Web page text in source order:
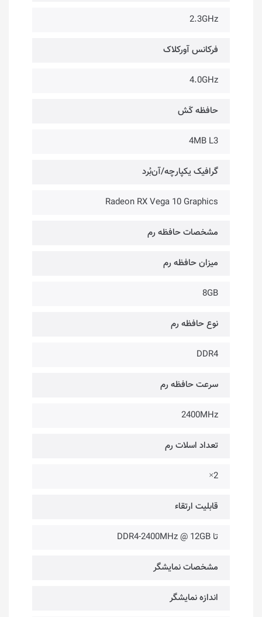
2.3GHz
فرکانس آورکلاک
4.0GHz
حافظه کَش
4MB L3
گرافیک یکپارچه/آن‌بُرد
Radeon RX Vega 10 Graphics
مشخصات حافظه رم
میزان حافظه رم
8GB
نوع حافظه رم
DDR4
سرعت حافظه رم
2400MHz
تعداد اسلات رم
2×
قابلیت ارتقاء
تا DDR4-2400MHz @ 12GB
مشخصات نمایشگر
اندازه نمایشگر